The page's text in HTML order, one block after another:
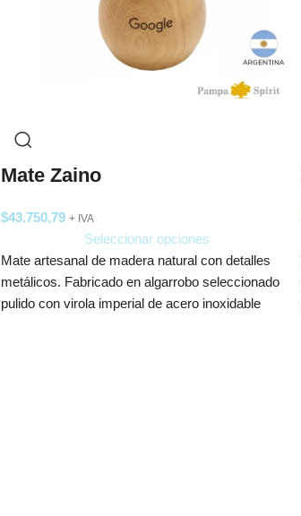
Mate Zaino
$43.750,79 + IVA
Seleccionar opciones
Mate artesanal de madera natural con detalles
metálicos. Fabricado en algarrobo seleccionado
pulido con virola imperial de acero inoxidable